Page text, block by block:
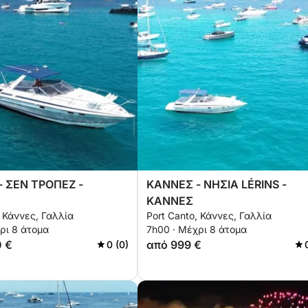
ΣΕΝ ΤΡΟΠΕΖ -
Γαλλία
8 άτομα
€ 0 (0)
ΚΑΝΝΕΣ - ΝΗΣΙΑ LÉRINS -
ΚΑΝΝΕΣ
Port Canto, Κάννες, Γαλλία
7h00 · Μέχρι 8 άτομα
από 999 €